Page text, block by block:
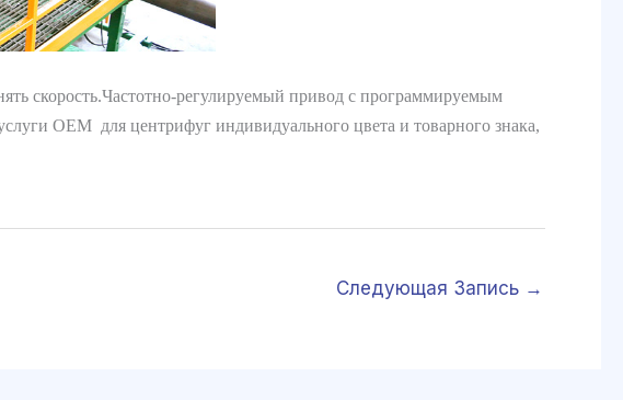
скорость.Частотно-регулируемый привод с программируемым
OEM для центрифуг индивидуального цвета и товарного знака,
Следующая Запись →